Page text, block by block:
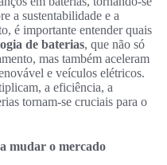
a sustentabilidade e a
é importante entender quais
de baterias, que não só
mas também aceleram
e veículos elétricos.
a eficiência, a
tornam-se cruciais para o
mudar o mercado